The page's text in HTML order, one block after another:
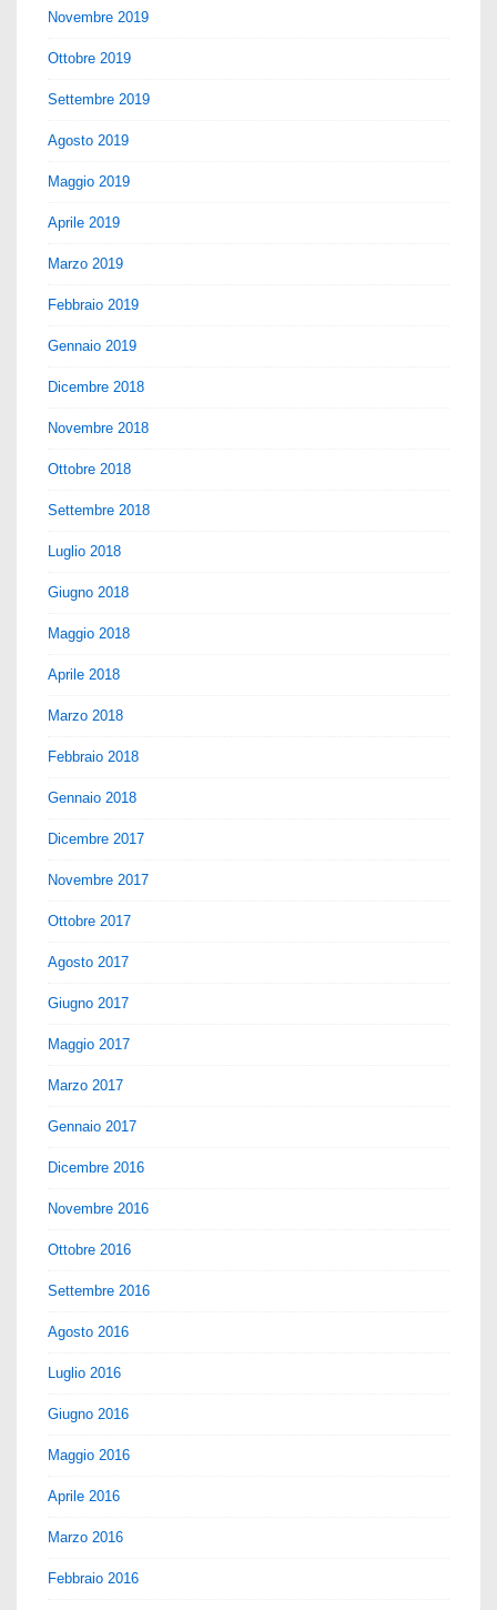
Novembre 2019
Ottobre 2019
Settembre 2019
Agosto 2019
Maggio 2019
Aprile 2019
Marzo 2019
Febbraio 2019
Gennaio 2019
Dicembre 2018
Novembre 2018
Ottobre 2018
Settembre 2018
Luglio 2018
Giugno 2018
Maggio 2018
Aprile 2018
Marzo 2018
Febbraio 2018
Gennaio 2018
Dicembre 2017
Novembre 2017
Ottobre 2017
Agosto 2017
Giugno 2017
Maggio 2017
Marzo 2017
Gennaio 2017
Dicembre 2016
Novembre 2016
Ottobre 2016
Settembre 2016
Agosto 2016
Luglio 2016
Giugno 2016
Maggio 2016
Aprile 2016
Marzo 2016
Febbraio 2016